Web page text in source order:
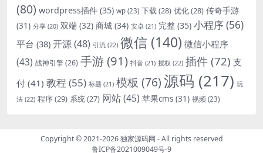
(80) wordpress插件 (35) wp (23) 下载(28) 优化(28) 传奇手游
(31) 分享 (20) 双端 (32) 商城 (34) 安卓 (21) 完整 (35) 小程序(56)
平台 (38) 开源(48) 引流 (22) 微信 (140) 微信小程序
(43) 战神引擎(26) 手游(91) 抖音 (21) 授权 (22) 插件 (72) 支
付 (41) 教程 (55) 标题 (21) 模板 (76)源码 (217) 玩
法 (22) 程序(29) 系统(27) 网站(45) 苹果cms (31) 视频 (23)
Copyright © 2021-2026独家源码网 - All rights reserved
鲁ICP备2021009049号-9